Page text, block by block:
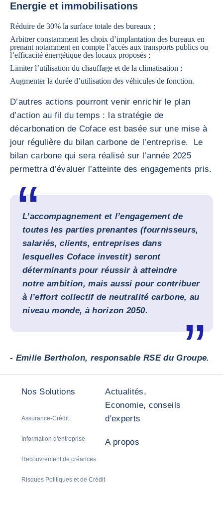
Energie et immobilisations
Réduire de 30% la surface totale des bureaux ;
Arbitrer constamment les choix d’implantation des bureaux en
prenant notamment en compte l’accès aux transports publics ou
l’efficacité énergétique des locaux proposés ;
Limiter l’utilisation du chauffage et de la climatisation ;
Augmenter la durée d’utilisation des véhicules de fonction.
D’autres actions pourront venir enrichir le plan
d’action au fil du temps : la stratégie de
décarbonation de Coface est basée sur une mise à
jour régulière du bilan carbone de l’entreprise. Le
bilan carbone qui sera réalisé sur l’année 2025
permettra d’évaluer l’atteinte des engagements pris.
L’accompagnement et l’engagement de
toutes les parties prenantes (fournisseurs,
salariés, clients, entreprises dans
lesquelles Coface investit) seront
déterminants pour réussir à atteindre
notre ambition, mais aussi pour contribuer
à l’effort collectif de neutralité carbone, au
niveau monde, à horizon 2050.
- Emilie Bertholon, responsable RSE du Groupe.
Nos Solutions
Assurance-Crédit
Information d'entreprise
Recouvrement de créances
Risques Politiques et de Crédit
Actualités,
Economie, conseils
d'experts
A propos